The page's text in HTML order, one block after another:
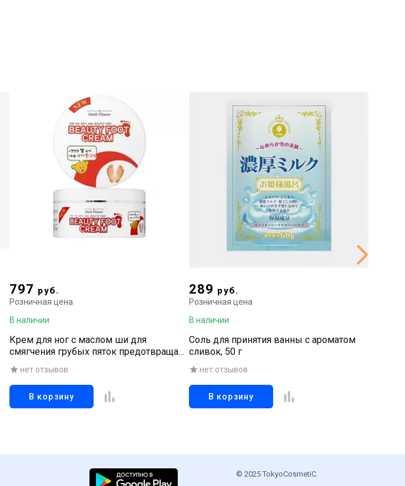
797 руб.
Розничная цена
В наличии
Крем для ног с маслом ши для
смягчения грубых пяток предотвращает
сухость, делая кожу эластичной, 150 гр
нет отзывов
В корзину
289 руб.
Розничная цена
В наличии
Соль для принятия ванны с ароматом
сливок, 50 г
нет отзывов
В корзину
© 2025 TokyoCosmetiC.